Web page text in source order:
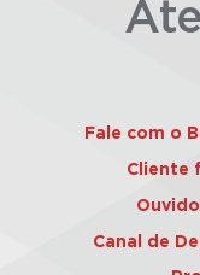
Fale com o
Cliente
Canal de